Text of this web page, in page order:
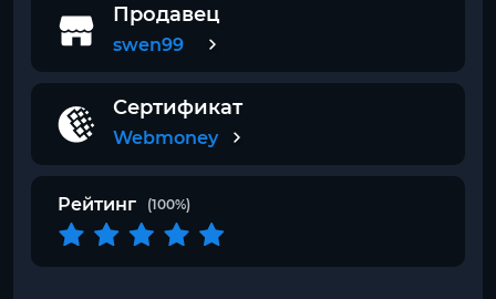
Продавец
swen99
Сертификат
Webmoney
Рейтинг (100%)